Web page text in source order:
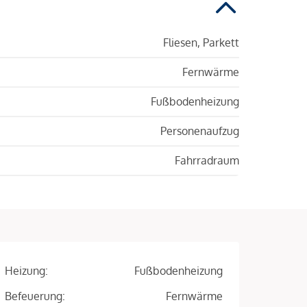
Fliesen, Parkett
Fernwärme
Fußbodenheizung
Personenaufzug
Fahrradraum
Heizung:
Fußbodenheizung
Befeuerung:
Fernwärme